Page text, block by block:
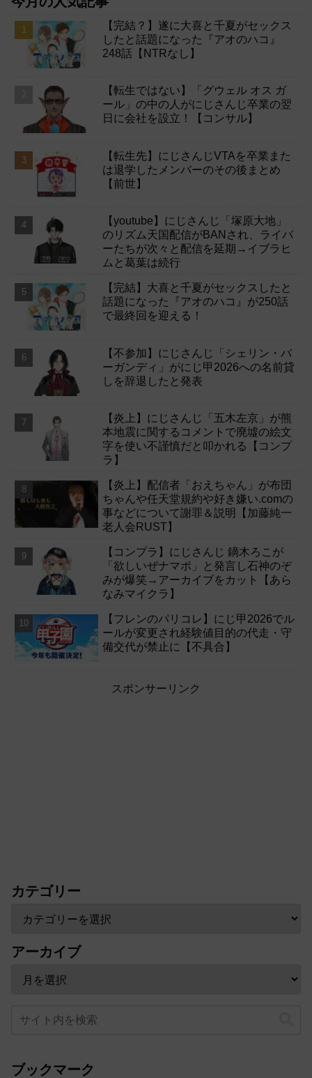
【完結？】遂に大喜と千夏がセックス
したと話題になった『アオのハコ』
248話【NTRなし】
【転生ではない】「グウェル オス ガ
ール」の中の人がにじさんじ卒業の翌
日に会社を設立！【コンサル】
【転生先】にじさんじVTAを卒業また
は退学したメンバーのその後まとめ
【前世】
【youtube】にじさんじ「塚原大地」
のリズム天国配信がBANされ、ライバ
ーたちが次々と配信を延期→イブラヒ
ムと葛葉は続行
【完結】大喜と千夏がセックスしたと
話題になった『アオのハコ』が250話
で最終回を迎える！
【不参加】にじさんじ「シェリン・バ
ーガンディ」がにじ甲2026への名前貸
しを辞退したと発表
【炎上】にじさんじ「五木左京」が熊
本地震に関するコメントで廃墟の絵文
字を使い不謹慎だと叩かれる【コンプ
ラ】
【炎上】配信者「おえちゃん」が布団
ちゃんや任天堂規約や好き嫌い.comの
事などについて謝罪＆説明【加藤純一
老人会RUST】
【コンプラ】にじさんじ 鏑木ろこが
「欲しいぜナマポ」と発言し石神のぞ
みが爆笑→アーカイブをカット【あら
なみマイクラ】
【フレンのパリコレ】にじ甲2026でル
ールが変更され経験値目的の代走・守
備交代が禁止に【不具合】
スポンサーリンク
カテゴリー
アーカイブ
ブックマーク